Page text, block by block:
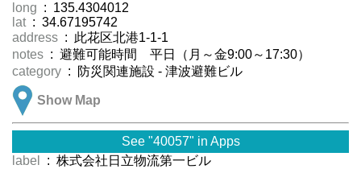
long : 135.4304012
lat : 34.67195742
address : 此花区北港1-1-1
notes : 避難可能時間 平日（月～金9:00～17:30）
category : 防災関連施設 - 津波避難ビル
Show Map
See "40057" in Apps
label
: 株式会社日立物流第一ビル